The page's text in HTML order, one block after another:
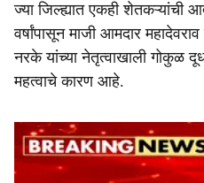
ज्या जिल्ह्यात एकही शेतकऱ्यांची
वर्षांपासून माजी आमदार
नरके यांच्या नेतृत्वाखाली
महत्वाचे कारण आहे.